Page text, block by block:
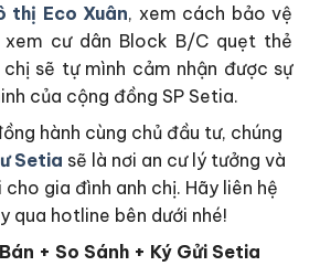
thị Eco Xuân, xem cách bảo vệ
cư dân Block B/C quẹt thẻ
sẽ tự mình cảm nhận được sự
của cộng đồng SP Setia.
hành cùng chủ đầu tư, chúng
Setia sẽ là nơi an cư lý tưởng và
gia đình anh chị. Hãy liên hệ
qua hotline bên dưới nhé!
+ So Sánh + Ký Gửi Setia